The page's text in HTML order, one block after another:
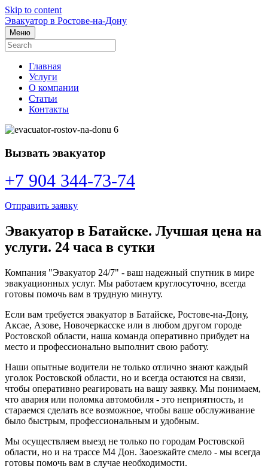
Skip to content
Эвакуатор в Ростове-на-Дону
Меню
Главная
Услуги
О компании
Статьи
Контакты
Вызвать эвакуатор
+7 904 344-73-74
Отправить заявку
Эвакуатор в Батайске. Лучшая цена на
услуги. 24 часа в сутки
Компания "Эвакуатор 24/7" - ваш надежный спутник в мире
эвакуационных услуг. Мы работаем круглосуточно, всегда
готовы помочь вам в трудную минуту.
Если вам требуется эвакуатор в Батайске, Ростове-на-Дону,
Аксае, Азове, Новочеркасске или в любом другом городе
Ростовской области, наша команда оперативно прибудет на
место и профессионально выполнит свою работу.
Наши опытные водители не только отлично знают каждый
уголок Ростовской области, но и всегда остаются на связи,
чтобы оперативно реагировать на вашу заявку. Мы понимаем,
что авария или поломка автомобиля - это неприятность, и
стараемся сделать все возможное, чтобы ваше обслуживание
было быстрым, профессиональным и удобным.
Мы осуществляем выезд не только по городам Ростовской
области, но и на трассе М4 Дон. Заоезжайте смело - мы всегда
готовы помочь вам в случае необходимости.